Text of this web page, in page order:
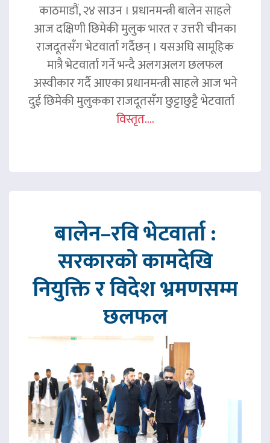
काठमाडौं, २४ साउन । प्रधानमन्त्री बालेन साहले
आज दक्षिणी छिमेकी मुलुक भारत र उत्तरी चीनका
राजदूतसँग भेटवार्ता गर्दैछन् । यसअघि सामूहिक
मात्रै भेटवार्ता गर्ने भन्दै अलगअलग छलफल
अस्वीकार गर्दै आएका प्रधानमन्त्री साहले आज भने
दुई छिमेकी मुलुकका राजदूतसँग छुट्टाछुट्टै भेटवार्ता
विस्तृत....
बालेन–रवि भेटवार्ता :
सरकारको कामदेखि
नियुक्ति र विदेश भ्रमणसम्म
छलफल